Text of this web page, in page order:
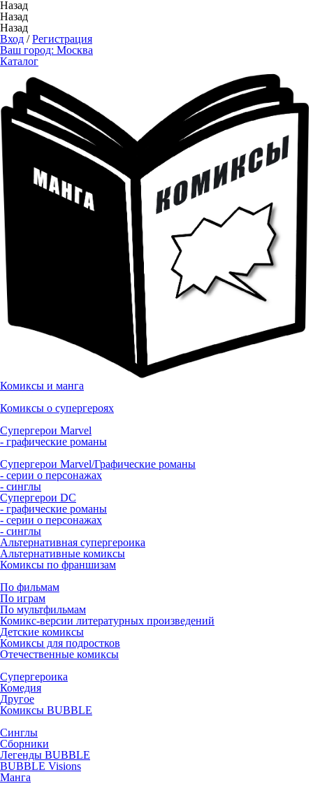
Назад
Назад
Назад
Вход /Регистрация
Ваш город: Москва
Каталог
Комиксы и манга
Комиксы о супергероях
Супергерои Marvel
- графические романы
Супергерои Marvel/Графические романы
- серии о персонажах
- синглы
Супергерои DC
- графические романы
- серии о персонажах
- синглы
Альтернативная супергероика
Альтернативные комиксы
Комиксы по франшизам
По фильмам
По играм
По мультфильмам
Комикс-версии литературных произведений
Детские комиксы
Комиксы для подростков
Отечественные комиксы
Супергероика
Комедия
Другое
Комиксы BUBBLE
Синглы
Сборники
Легенды BUBBLE
BUBBLE Visions
Манга